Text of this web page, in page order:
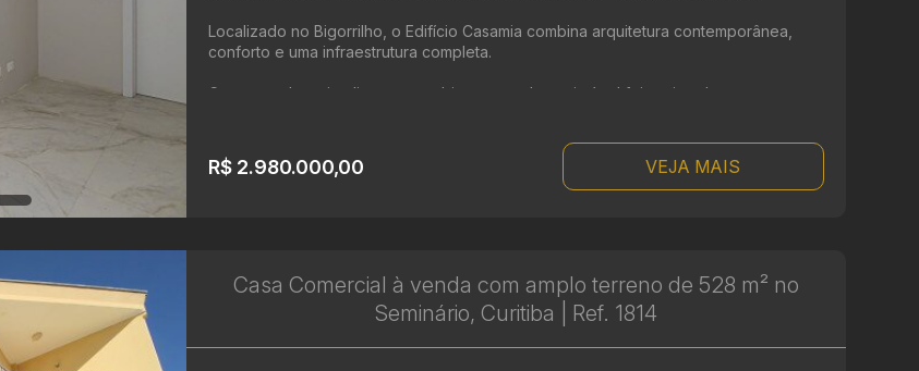
Localizado no Bigorrilho, o Edifício Casamia combina arquitetura contemporânea,
conforto e uma infraestrutura completa.
Com uma planta inteligente e ambientes amplos, o imóvel foi projetado ...
R$ 2.980.000,00 VEJA MAIS
Casa Comercial à venda com amplo terreno de 528 m² no
Seminário, Curitiba | Ref. 1814